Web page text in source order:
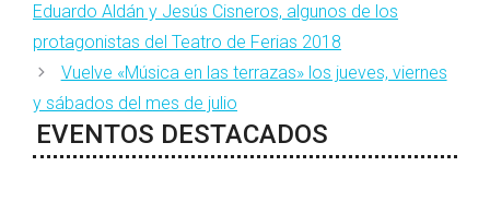
Eduardo Aldán y Jesús Cisneros, algunos de los
protagonistas del Teatro de Ferias 2018
Vuelve «Música en las terrazas» los jueves, viernes
y sábados del mes de julio
EVENTOS DESTACADOS